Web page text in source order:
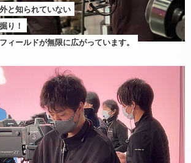
と知られていない
り！
ィールドが無限に広がっています。